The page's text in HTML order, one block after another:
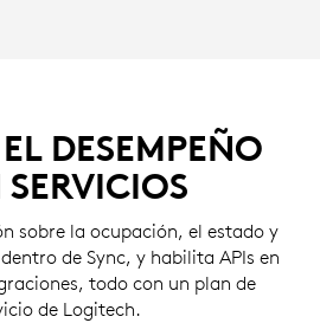
DESEMPEÑO
sobre la ocupación, el estado y
de Sync, y habilita APIs en
todo con un plan de
de Logitech.